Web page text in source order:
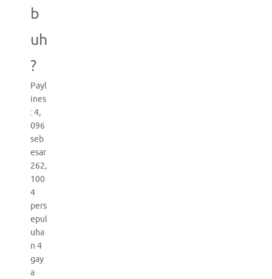
b
uh
?
Payl
ines
: 4,
096
seb
esar
262,
100
4
pers
epul
uha
n 4
gay
a